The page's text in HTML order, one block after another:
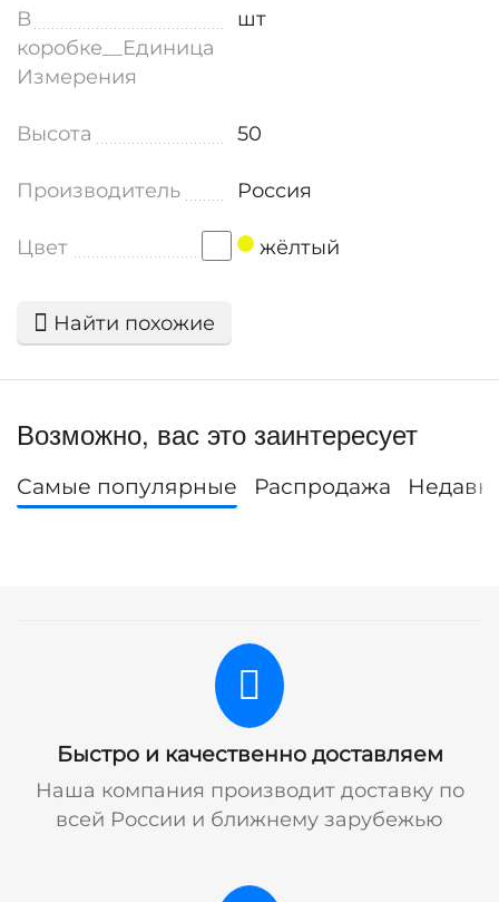
В
коробке__Единица
Измерения
шт
Высота 50
Производитель Россия
Цвет жёлтый
Найти похожие
Возможно, вас это заинтересует
Самые популярные Распродажа
Быстро и качественно доставляем
Наша компания производит доставку по
всей России и ближнему зарубежью